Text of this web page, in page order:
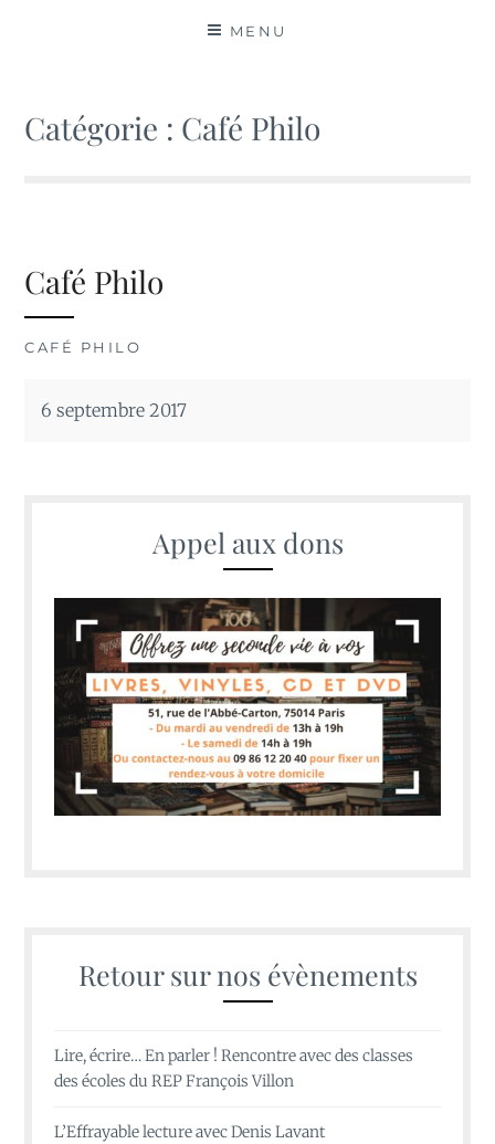
MENU
Catégorie : Café Philo
Café Philo
CAFÉ PHILO
6 septembre 2017
Appel aux dons
Retour sur nos évènements
Lire, écrire… En parler ! Rencontre avec des classes
des écoles du REP François Villon
L’Effrayable lecture avec Denis Lavant